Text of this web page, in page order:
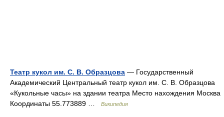
Театр кукол им. С. В. Образцова — Государственный
Академический Центральный театр кукол им. С. В. Образцова
«Кукольные часы» на здании театра Место нахождения Москва
Координаты 55.773889 …
Википедия